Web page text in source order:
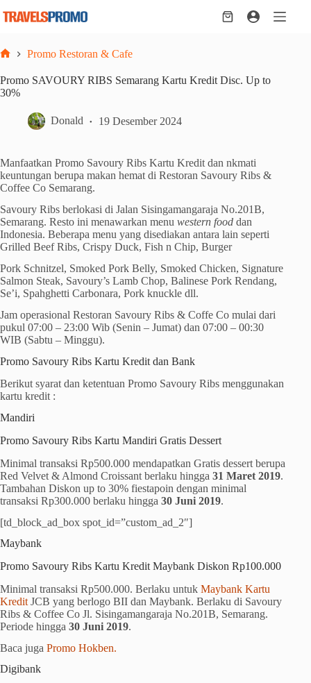
Shopping
Promo Restoran & Cafe
Promo SAVOURY RIBS Semarang Kartu Kredit Disc. Up to
30%
Donald 19 Desember 2024
Manfaatkan Promo Savoury Ribs Kartu Kredit dan nkmati
keuntungan berupa makan hemat di Restoran Savoury Ribs &
Coffee Co Semarang.
Savoury Ribs berlokasi di Jalan Sisingamangaraja No.201B,
Semarang. Resto ini menawarkan menu western food dan
Indonesia. Beberapa menu yang disediakan antara lain seperti
Grilled Beef Ribs, Crispy Duck, Fish n Chip, Burger
Pork Schnitzel, Smoked Pork Belly, Smoked Chicken, Signature
Salmon Steak, Savoury’s Lamb Chop, Balinese Pork Rendang,
Se’i, Spahghetti Carbonara, Pork knuckle dll.
Jam operasional Restoran Savoury Ribs & Coffe Co mulai dari
pukul 07:00 – 23:00 Wib (Senin – Jumat) dan 07:00 – 00:30
WIB (Sabtu – Minggu).
Promo Savoury Ribs Kartu Kredit dan Bank
Berikut syarat dan ketentuan Promo Savoury Ribs menggunakan
kartu kredit :
Mandiri
Promo Savoury Ribs Kartu Mandiri Gratis Dessert
Minimal transaksi Rp500.000 mendapatkan Gratis dessert berupa
Red Velvet & Almond Croissant berlaku hingga 31 Maret 2019.
Tambahan Diskon up to 30% fiestapoin dengan minimal
transaksi Rp300.000 berlaku hingga 30 Juni 2019.
[td_block_ad_box spot_id=”custom_ad_2″]
Maybank
Promo Savoury Ribs Kartu Kredit Maybank Diskon Rp100.000
Minimal transaksi Rp500.000. Berlaku untuk Maybank Kartu
Kredit JCB yang berlogo BII dan Maybank. Berlaku di Savoury
Ribs & Coffee Co Jl. Sisingamangaraja No.201B, Semarang.
Periode hingga 30 Juni 2019.
Baca juga Promo Hokben.
Digibank